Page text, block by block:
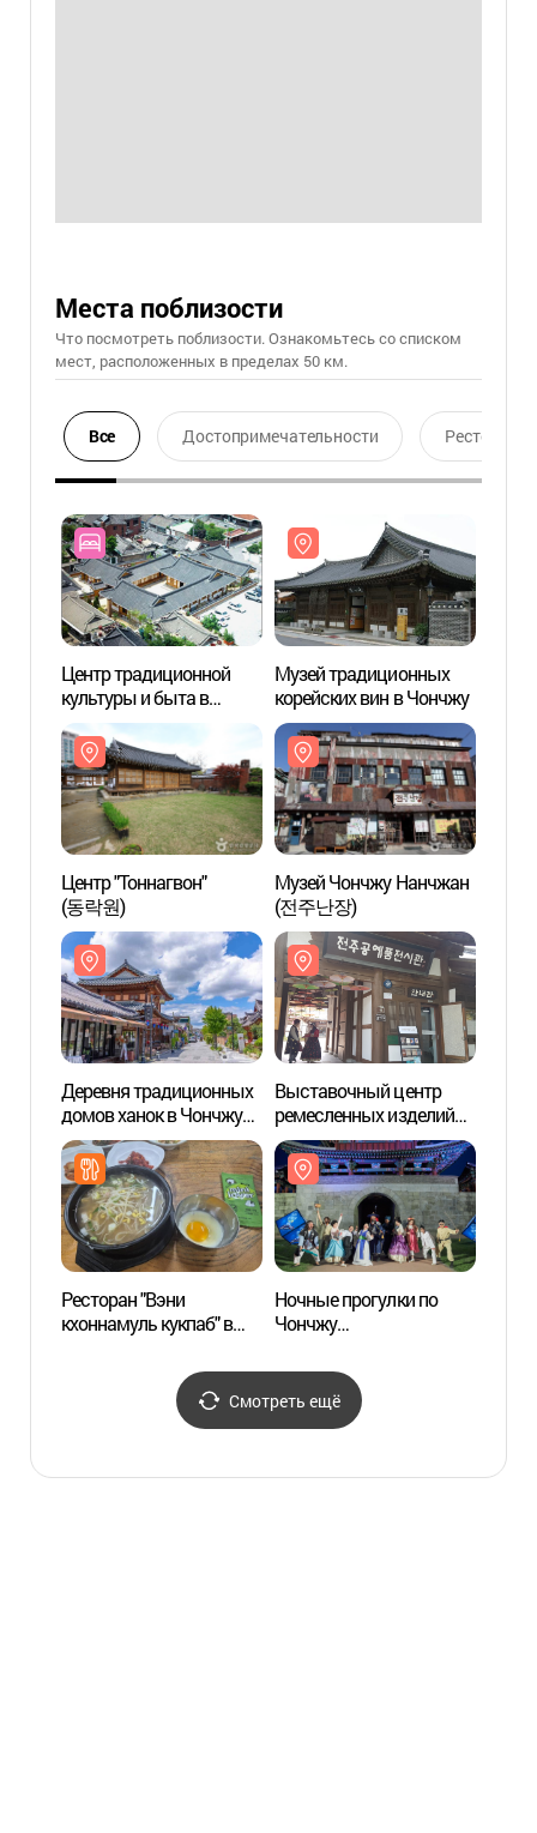
Места поблизости
Что посмотреть поблизости. Ознакомьтесь со списком
мест, расположенных в пределах 50 км.
Все Достопримечательности Ресторан
Центр традиционной
культуры и быта в
деревне "ханок" в
Чончжу
Музей традиционных
корейских вин в Чончжу
Центр "Тоннагвон"
(동락원)
Музей Чончжу Нанчжан
(전주난장)
Деревня традиционных
домов ханок в Чончжу
[Медленный город] (전북
전주 한옥마을 [슬로시티])
Выставочный центр
ремесленных изделий
Чончжу
(전주공예품전시관)
Ресторан "Вэни
кхоннамуль кукпаб" в
왱이콩나물국밥전문점)
Ночные прогулки по
Чончжу
Смотреть ещё